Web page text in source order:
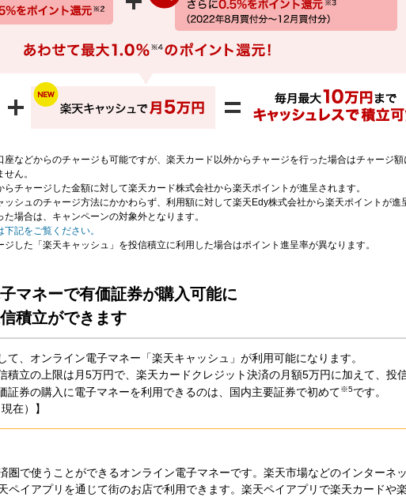
などからのチャージも可能ですが、楽天カード以外からチャージを行った場合はチャージ額
ん。
チャージした金額に対して楽天カード株式会社から楽天ポイントが進呈されます。
ッシュのチャージ方法にかかわらず、利用額に対して楽天Edy株式会社から楽天ポイントが進
場合は、キャンペーンの対象外となります。
記をご覧ください。
ジした「楽天キャッシュ」を投信積立に利用した場合はポイント進呈率が異なります。
マネーで有価証券が購入可能に
積立ができます
て、オンライン電子マネー「楽天キャッシュ」が利用可能になります。
積立の上限は月5万円で、楽天カードクレジット決済の月額5万円に加えて、投
証券の購入に電子マネーを利用できるのは、国内主要証券で初めて※5です。
在）】
圏で使うことができるオンライン電子マネーです。楽天市場などのインターネ
ペイアプリを通じて街のお店で利用できます。楽天ペイアプリで楽天カードや